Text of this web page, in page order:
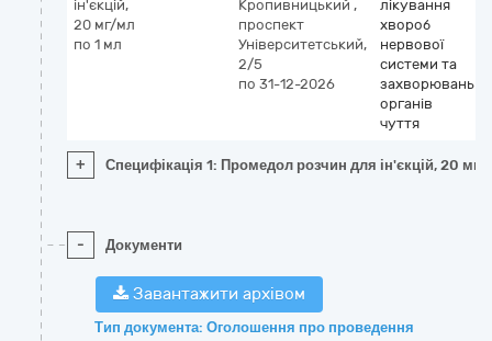
ін'єкцій,
20 мг/мл
по 1 мл
Кропивницький ,
проспект
Університетський,
2/5
по 31-12-2026
лікування
хвороб
нервової
системи та
захворювань
органів
чуття
+ Специфікація 1: Промедол розчин для ін'єкцій, 20
- Документи
Завантажити архівом
Тип документа: Оголошення про проведення